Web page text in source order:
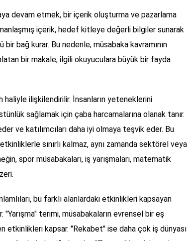
devam etmek, bir içerik oluşturma ve pazarlama
içerik, hedef kitleye değerli bilgiler sunarak
bağ kurar. Bu nedenle, müsabaka kavramının
bir makale, ilgili okuyuculara büyük bir fayda
ilişkilendirilir. İnsanların yeteneklerini
sağlamak için çaba harcamalarına olanak tanır.
ve katılımcıları daha iyi olmaya teşvik eder. Bu
sınırlı kalmaz, aynı zamanda sektörel veya
spor müsabakaları, iş yarışmaları, matematik
bu farklı alanlardaki etkinlikleri kapsayan
terimi, müsabakaların evrensel bir eş
etkinlikleri kapsar. "Rekabet" ise daha çok iş dünyası